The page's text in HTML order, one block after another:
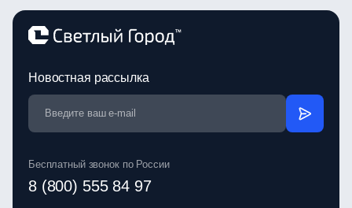
Новостная рассылка
Бесплатный звонок по России
8 (800) 555 84 97